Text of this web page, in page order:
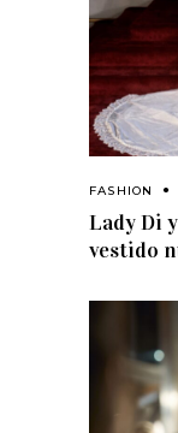
FASHION
Lady Di
vestido